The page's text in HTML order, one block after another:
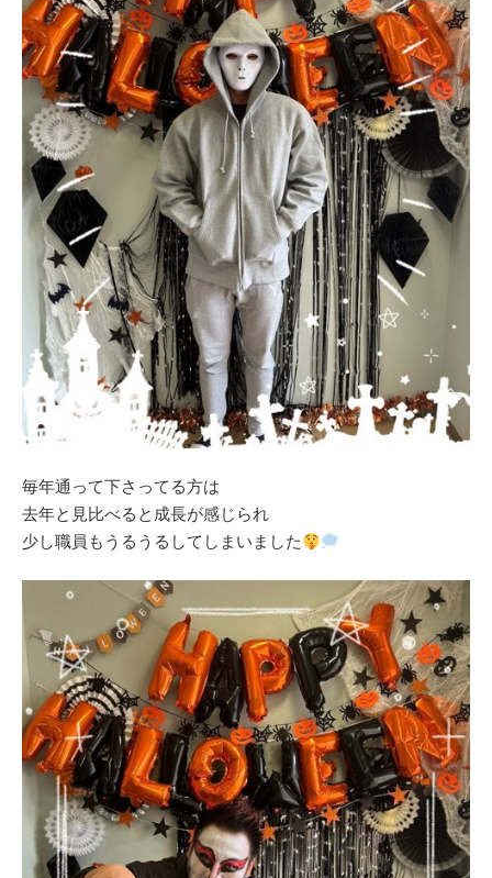
毎年通って下さってる方は
去年と見比べると成長が感じられ
少し職員もうるうるしてしまいました